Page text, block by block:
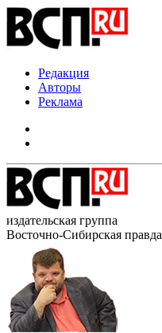
Редакция
Авторы
Реклама
издательская группа
Восточно-Сибирская правда